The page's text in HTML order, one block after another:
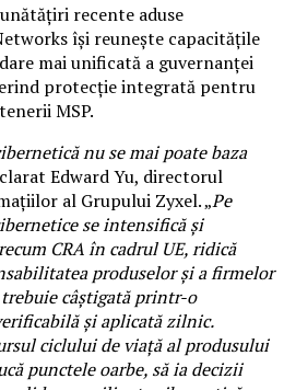
recente aduse
își reunește capacitățile
mai unificată a guvernanței
protecție integrată pentru
MSP.
nu se mai poate baza
Edward Yu, directorul
al Grupului Zyxel. „Pe
se intensifică și
CRA în cadrul UE, ridică
produselor și a firmelor
câștigată printr-o
și aplicată zilnic.
ciclului de viață al produsului
punctele oarbe, să ia decizii